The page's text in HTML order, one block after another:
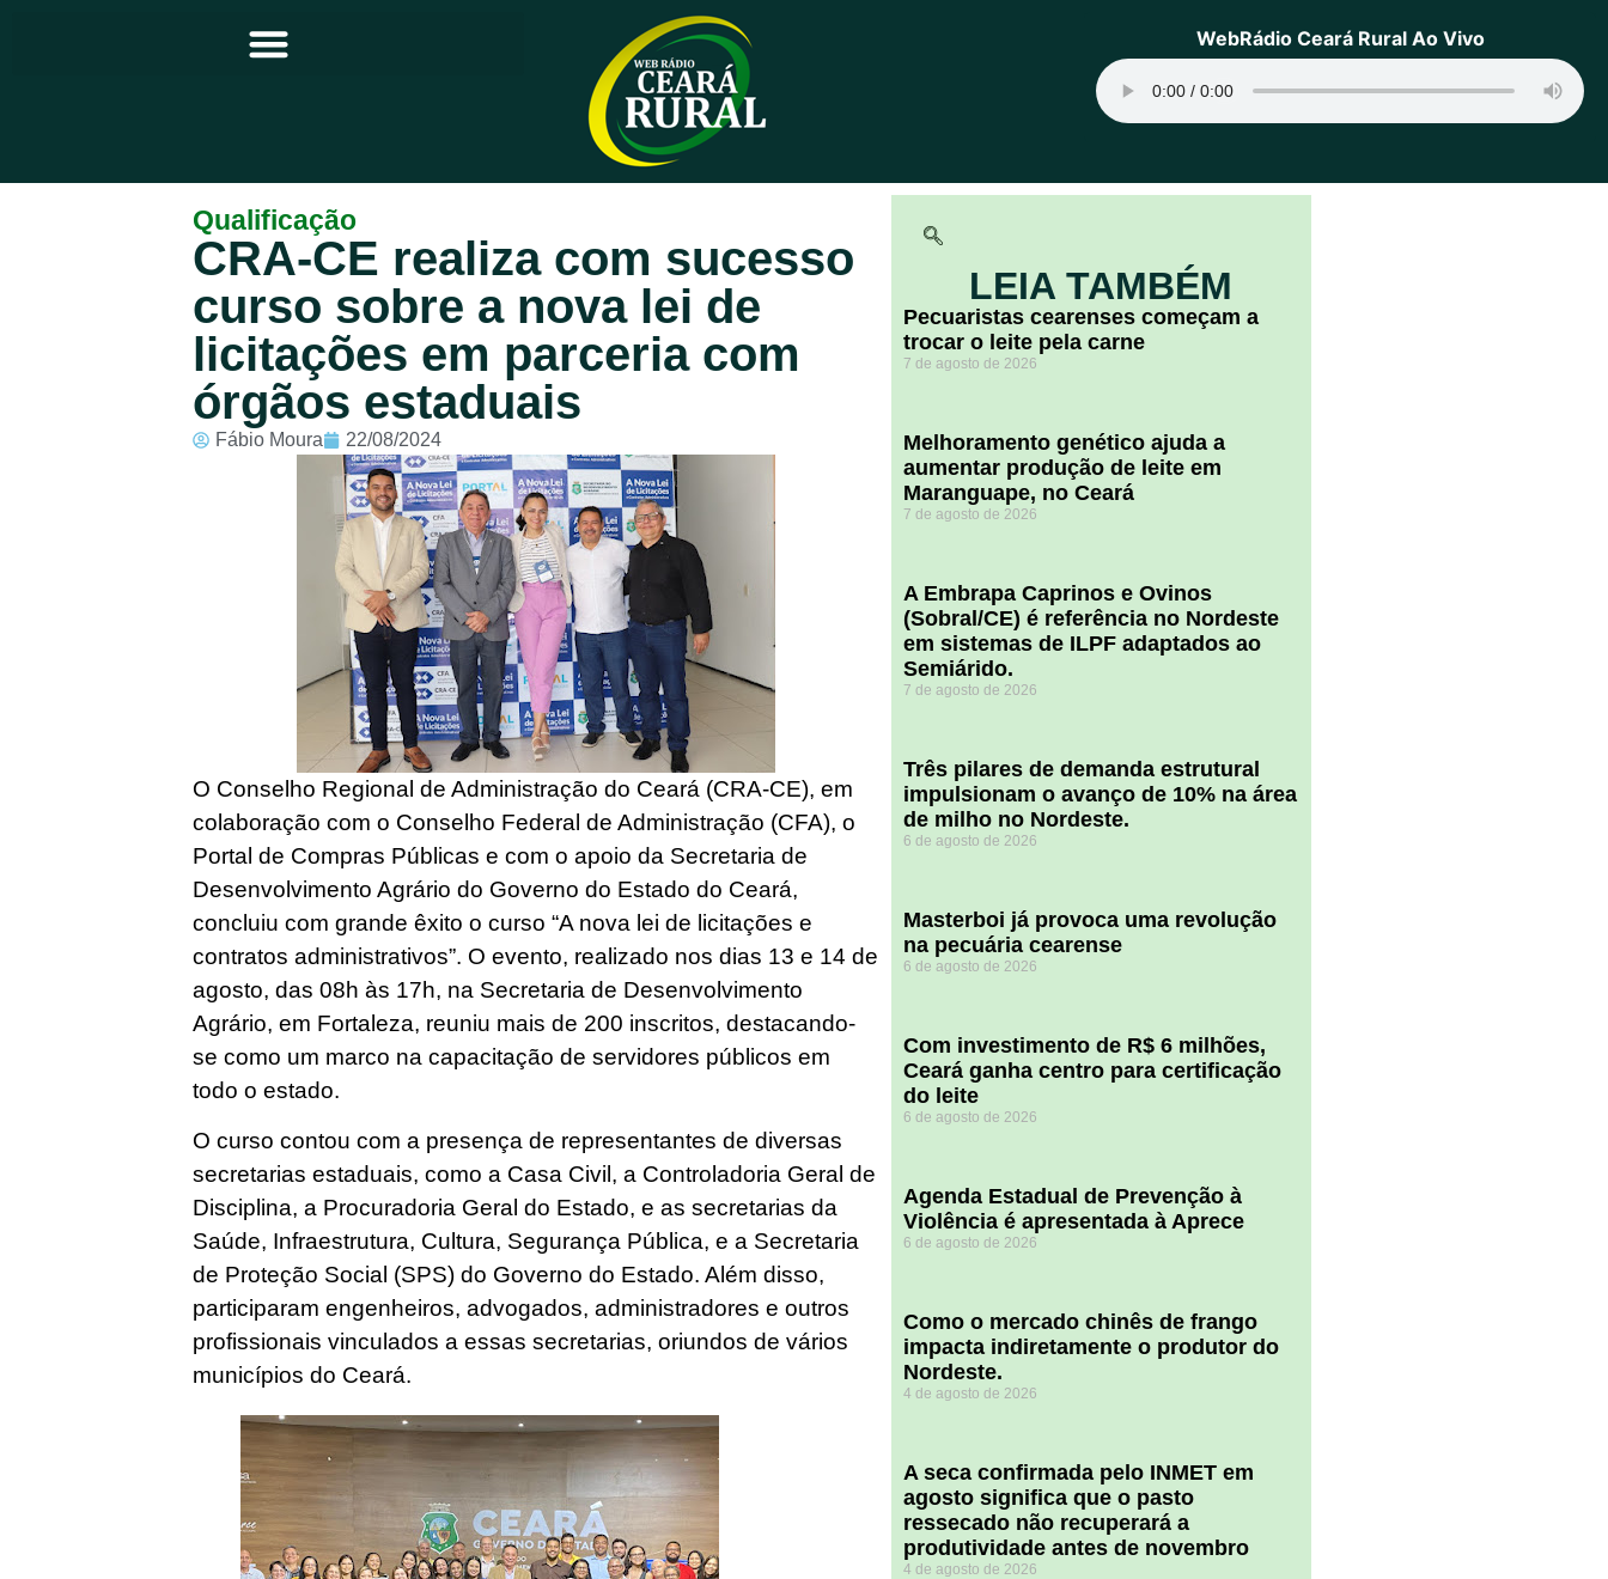
Principal
Notícias
Programação
Equipe
Contato
Sobre
WebRádio Ceará Rural Ao Vivo
Qualificação
CRA-CE realiza com sucesso
curso sobre a nova lei de
licitações em parceria com
órgãos estaduais
Fábio Moura 22/08/2024
O Conselho Regional de Administração do Ceará (CRA-CE), em
colaboração com o Conselho Federal de Administração (CFA), o
Portal de Compras Públicas e com o apoio da Secretaria de
Desenvolvimento Agrário do Governo do Estado do Ceará,
concluiu com grande êxito o curso “A nova lei de licitações e
contratos administrativos”. O evento, realizado nos dias 13 e 14 de
agosto, das 08h às 17h, na Secretaria de Desenvolvimento
Agrário, em Fortaleza, reuniu mais de 200 inscritos, destacando-
se como um marco na capacitação de servidores públicos em
todo o estado.
O curso contou com a presença de representantes de diversas
secretarias estaduais, como a Casa Civil, a Controladoria Geral de
Disciplina, a Procuradoria Geral do Estado, e as secretarias da
Saúde, Infraestrutura, Cultura, Segurança Pública, e a Secretaria
de Proteção Social (SPS) do Governo do Estado. Além disso,
participaram engenheiros, advogados, administradores e outros
profissionais vinculados a essas secretarias, oriundos de vários
municípios do Ceará.
LEIA TAMBÉM
Pecuaristas cearenses começam a
trocar o leite pela carne
7 de agosto de 2026
Melhoramento genético ajuda a
aumentar produção de leite em
Maranguape, no Ceará
7 de agosto de 2026
A Embrapa Caprinos e Ovinos
(Sobral/CE) é referência no Nordeste
em sistemas de ILPF adaptados ao
Semiárido.
7 de agosto de 2026
​Três pilares de demanda estrutural
impulsionam o avanço de 10% na área
de milho no Nordeste.
6 de agosto de 2026
Masterboi já provoca uma revolução
na pecuária cearense
6 de agosto de 2026
Com investimento de R$ 6 milhões,
Ceará ganha centro para certificação
do leite
6 de agosto de 2026
Agenda Estadual de Prevenção à
Violência é apresentada à Aprece
6 de agosto de 2026
​Como o mercado chinês de frango
impacta indiretamente o produtor do
Nordeste.
4 de agosto de 2026
A seca confirmada pelo INMET em
agosto significa que o pasto
ressecado não recuperará a
produtividade antes de novembro
4 de agosto de 2026